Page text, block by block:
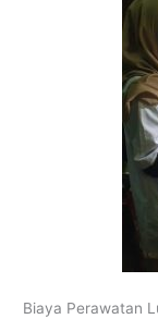
Biaya Perawatan